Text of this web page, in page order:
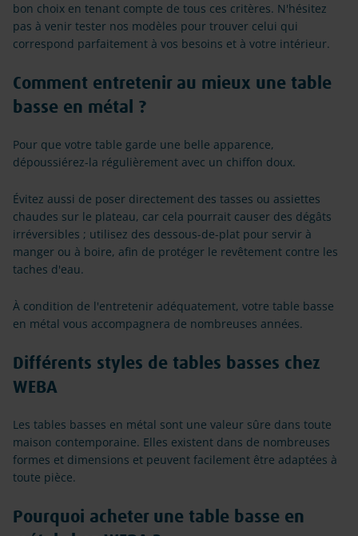
bon choix en tenant compte de tous ces critères. N'hésitez
pas à venir tester nos modèles pour trouver celui qui
correspond parfaitement à vos besoins et à votre intérieur.
Comment entretenir au mieux une table
basse en métal ?
Pour que votre table garde une belle apparence,
dépoussiérez-la régulièrement avec un chiffon doux.
Évitez aussi de poser directement des tasses ou assiettes
chaudes sur le plateau, car cela pourrait causer des dégâts
irréversibles ; utilisez des dessous-de-plat pour servir à
manger ou à boire, afin de protéger le revêtement contre les
taches d'eau.
À condition de l'entretenir adéquatement, votre table basse
en métal vous accompagnera de nombreuses années.
Différents styles de tables basses chez
WEBA
Les tables basses en métal sont une valeur sûre dans toute
maison contemporaine. Elles existent dans de nombreuses
formes et dimensions et peuvent facilement être adaptées à
toute pièce.
Pourquoi acheter une table basse en